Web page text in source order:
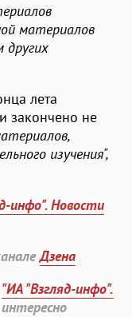
материалов
других
лета
закончено не
изучения",
инфо". Новости
Дзена
"ИА "Взгляд-инфо".